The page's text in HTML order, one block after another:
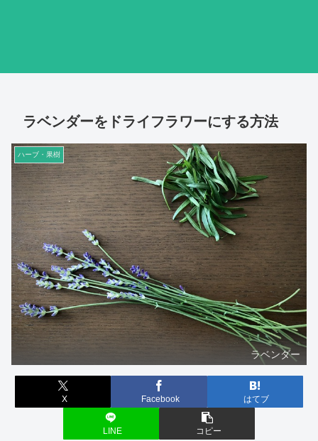
ラベンダーをドライフラワーにする方法
ハーブ・果樹
ラベンダー
X Facebook はてブ
LINE コピー